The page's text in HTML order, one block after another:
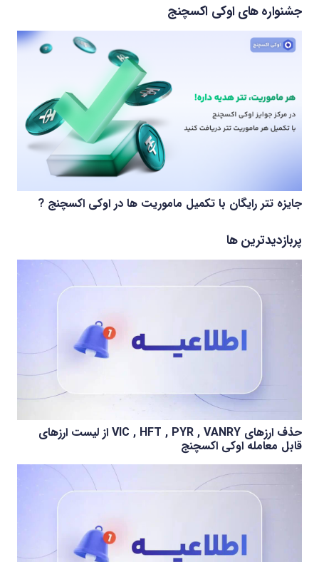
جشنواره های اوکی اکسچنج
جایزه تتر رایگان با تکمیل ماموریت ها در اوکی اکسچنج ?
پربازدیدترین ها
حذف ارزهای VIC , HFT , PYR , VANRY از لیست ارزهای
قابل معامله اوکی اکسچنج